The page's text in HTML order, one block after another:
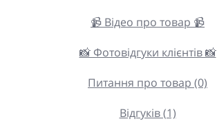
📹 Відео про товар 📹
📸 Фотовідгуки клієнтів 📸
Питання про товар (0)
Відгуків (1)